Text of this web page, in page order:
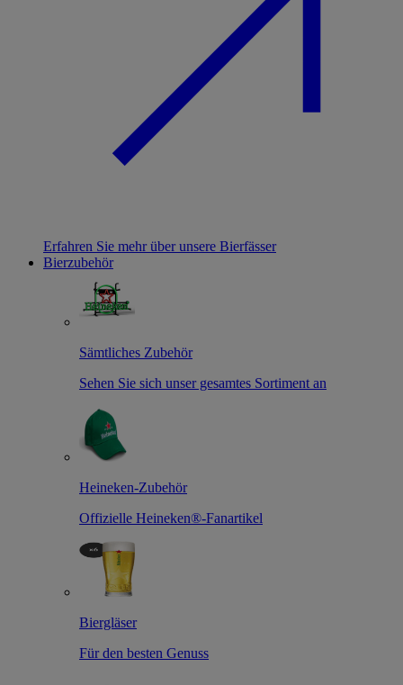
Erfahren Sie mehr über unsere Bierfässer
Bierzubehör
Sämtliches Zubehör
Sehen Sie sich unser gesamtes Sortiment an
Heineken-Zubehör
Offizielle Heineken®-Fanartikel
Biergläser
Für den besten Genuss